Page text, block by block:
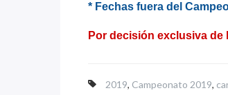
* Fechas fuera del
Por decisión exclusiva de
2019, Campeonato 2019,